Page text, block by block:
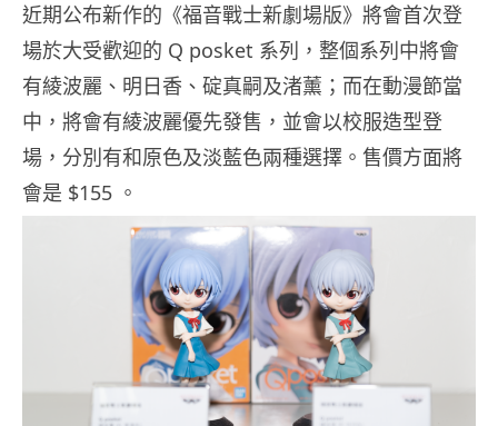
近期公布新作的《福音戰士新劇場版》將會首次登
場於大受歡迎的 Q posket 系列，整個系列中將會
有綾波麗、明日香、碇真嗣及渚薰；而在動漫節當
中，將會有綾波麗優先發售，並會以校服造型登
場，分別有和原色及淡藍色兩種選擇。售價方面將
會是 $155 。